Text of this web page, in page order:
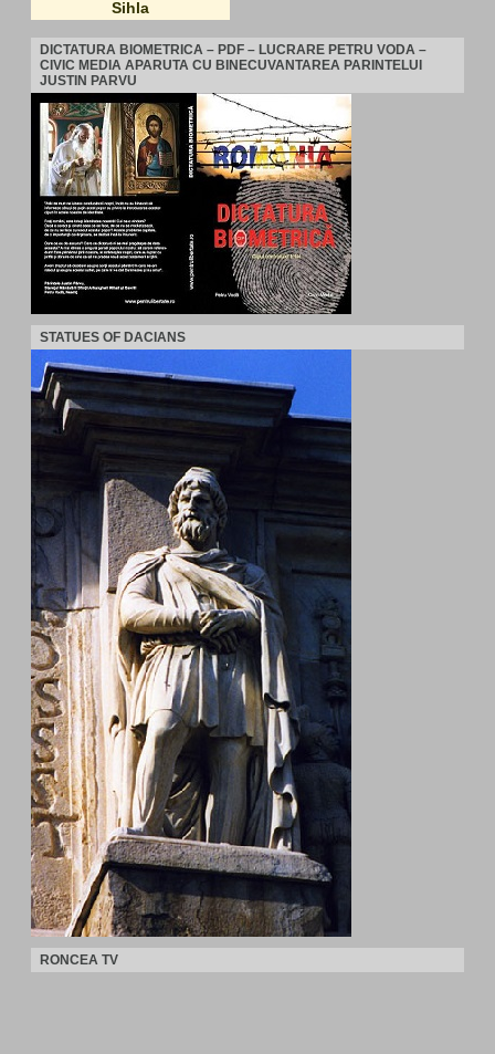
Sihla
DICTATURA BIOMETRICA – PDF – LUCRARE PETRU VODA –
CIVIC MEDIA APARUTA CU BINECUVANTAREA PARINTELUI
JUSTIN PARVU
STATUES OF DACIANS
RONCEA TV